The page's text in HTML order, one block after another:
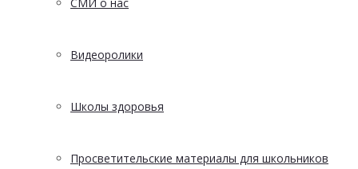
Видеоролики
Школы здоровья
Просветительские материалы для школьников